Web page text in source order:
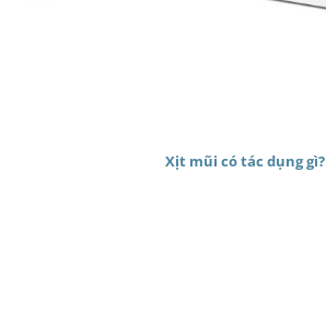
Xịt mũi có tác dụng gì?